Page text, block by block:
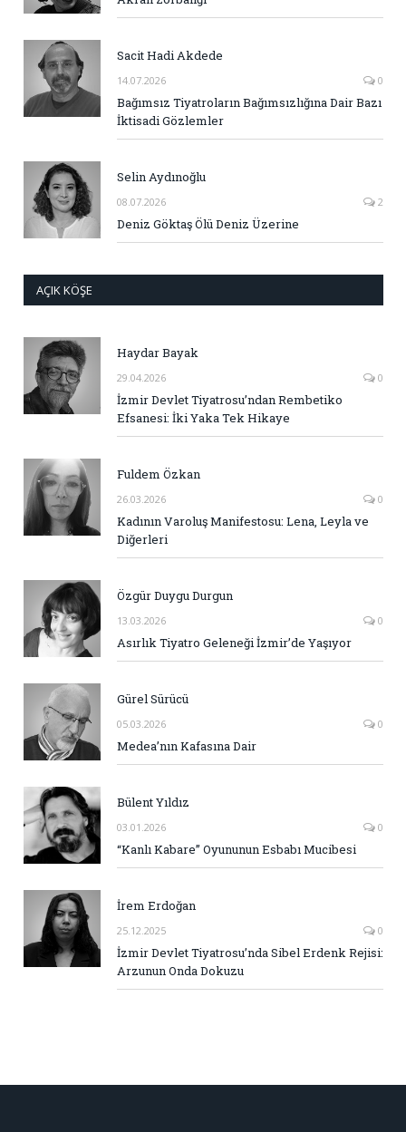
Sacit Hadi Akdede
14.07.2026 0
Bağımsız Tiyatroların Bağımsızlığına Dair Bazı
İktisadi Gözlemler
Selin Aydınoğlu
08.07.2026 2
Deniz Göktaş Ölü Deniz Üzerine
AÇIK KÖŞE
Haydar Bayak
29.04.2026 0
İzmir Devlet Tiyatrosu’ndan Rembetiko
Efsanesi: İki Yaka Tek Hikaye
Fuldem Özkan
26.03.2026 0
Kadının Varoluş Manifestosu: Lena, Leyla ve
Diğerleri
Özgür Duygu Durgun
13.03.2026 0
Asırlık Tiyatro Geleneği İzmir’de Yaşıyor
Gürel Sürücü
05.03.2026 0
Medea’nın Kafasına Dair
Bülent Yıldız
03.01.2026 0
“Kanlı Kabare” Oyununun Esbabı Mucibesi
İrem Erdoğan
25.12.2025 0
İzmir Devlet Tiyatrosu’nda Sibel Erdenk Rejisi:
Arzunun Onda Dokuzu